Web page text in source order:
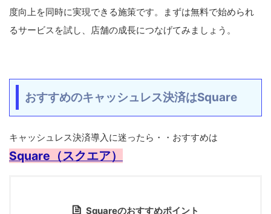
度向上を同時に実現できる施策です。まずは無料で始められ
るサービスを試し、店舗の成長につなげてみましょう。
おすすめのキャッシュレス決済はSquare
キャッシュレス決済導入に迷ったら・・おすすめは
Square（スクエア）
Squareのおすすめポイント